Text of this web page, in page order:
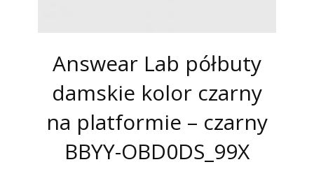
Answear Lab półbuty
damskie kolor czarny
na platformie – czarny
BBYY-OBD0DS_99X